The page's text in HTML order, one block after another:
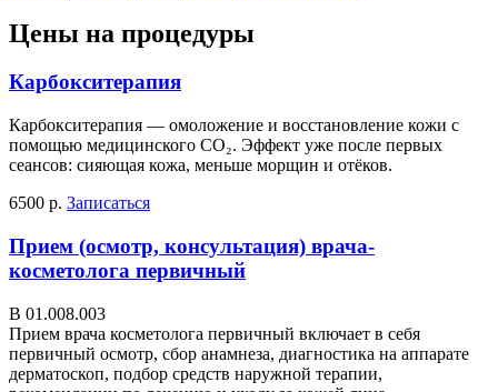
Цены на процедуры
Карбокситерапия
Карбокситерапия — омоложение и восстановление кожи с
помощью медицинского CO₂. Эффект уже после первых
сеансов: сияющая кожа, меньше морщин и отёков.
6500 р. Записаться
Прием (осмотр, консультация) врача-
косметолога первичный
В 01.008.003
Прием врача косметолога первичный включает в себя
первичный осмотр, сбор анамнеза, диагностика на аппарате
дерматоскоп, подбор средств наружной терапии,